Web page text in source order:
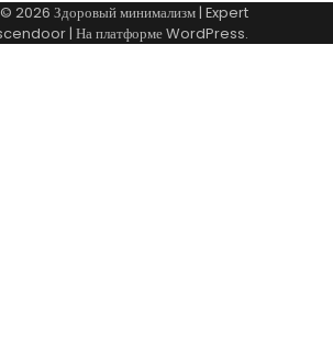
2026 Здоровый минимализм| Expert
| На платформеWordPress.